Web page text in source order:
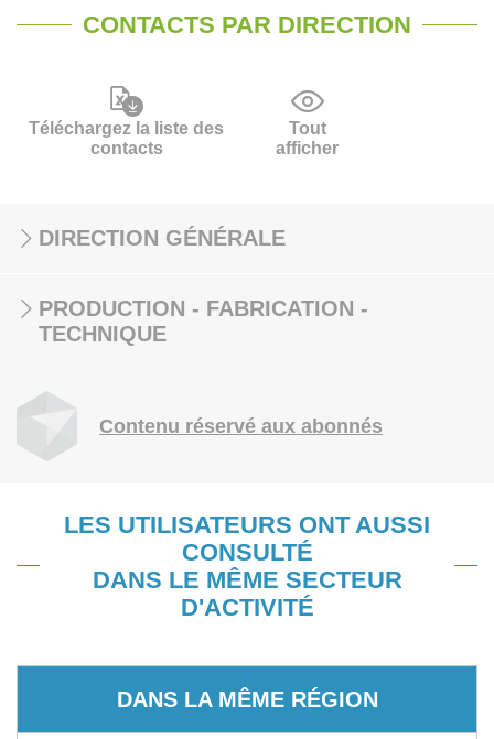
CONTACTS PAR DIRECTION
Téléchargez la liste des
contacts
Tout
afficher
DIRECTION GÉNÉRALE
PRODUCTION - FABRICATION -
TECHNIQUE
Contenu réservé aux abonnés
LES UTILISATEURS ONT AUSSI
CONSULTÉ
DANS LE MÊME SECTEUR
D'ACTIVITÉ
DANS LA MÊME RÉGION